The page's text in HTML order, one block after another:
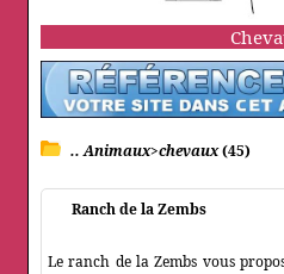
.. Animaux>chevaux(45)
Ranch de la Zembs
Le ranch de la Zembs vous